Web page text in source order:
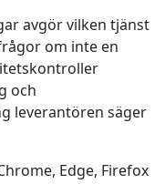
avgör vilken tjänst
om inte en
och
leverantören säger
Edge, Firefox